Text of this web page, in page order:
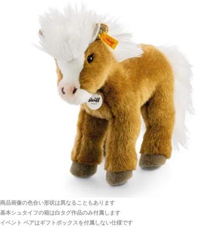
シュタイフ社製品の実物を見ることはできますか？
当店はネット販売ですので実物をお見せすることが
できません。
海外からのお取り寄せと言うことですが、商品はきち
んと届きますか？
ご安心ください！商品は確実にお届けします。
商品は直接海外から届くのですか。受取の際、関税な
どはかかりますか？
商品は全て当店へ入荷させたのち欠品を行いお客様
関税はすべて当店にて処理しますのでお客様のご負担
は一切ありません。
千葉県 U・Y 様 （女性）
「ChatGPTを利用したところ「くまの小屋」さ
んを紹介され…」
埼玉県 S・W 様
「送られる際にメールなどで届けて頂きとても
安心感がありました」
大阪府 Y・W 様 （男性）
「取り扱っているNetショップで一番信用出来
商品画像の色合い形状は異なることもあります
基本シュタイフの箱は白タグ作品のみ付属します
イベント ベアはギフトボックスを付属しない仕様です